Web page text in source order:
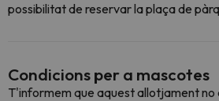
possibilitat de reservar la plaça de
Condicions per a mascotes
T'informem que aquest allotjament